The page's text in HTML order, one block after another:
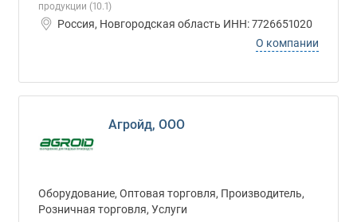
продукции (10.1)
Россия, Новгородская область ИНН: 7726651020
О компании
Агройд, ООО
Оборудование, Оптовая торговля, Производитель,
Розничная торговля, Услуги